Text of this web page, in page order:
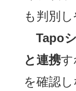
も判別
Tapo
と連携す
を確認し